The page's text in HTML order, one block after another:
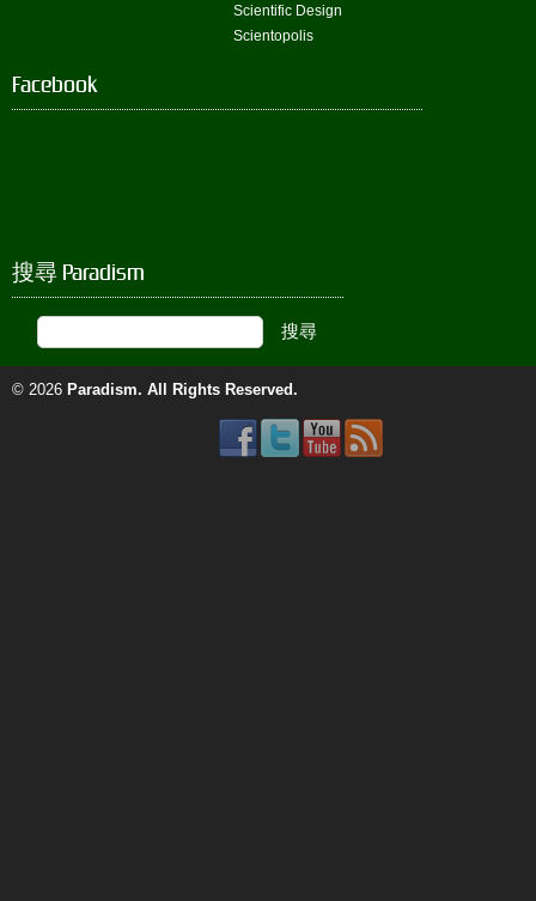
Scientific Design
Scientopolis
Facebook
搜尋 Paradism
© 2026 Paradism. All Rights Reserved.